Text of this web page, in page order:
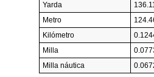
Yarda
Metro
Kilómetro
Milla
Milla náutica